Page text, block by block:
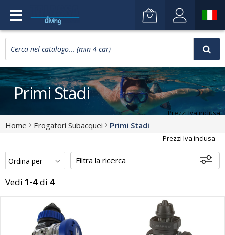
Primi Stadi
Prezzi Iva inclusa
Home Erogatori Subacquei Primi Stadi
Prezzi Iva inclusa
Filtra la ricerca
Vedi 1-4di 4